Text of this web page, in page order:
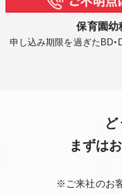
保育園
申し込み期限を過ぎたBD
ど
まずは
※ご来社のお客